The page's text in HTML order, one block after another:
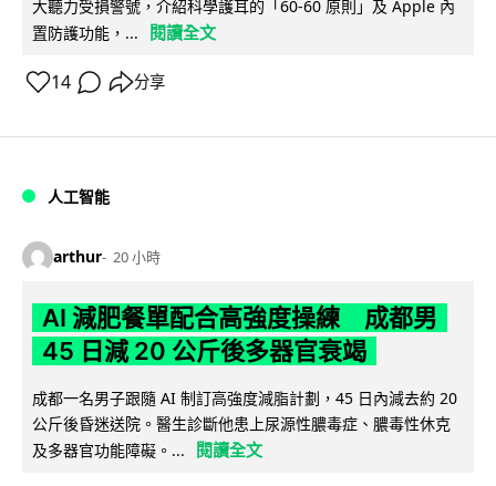
大聽力受損警號，介紹科學護耳的「60-60 原則」及 Apple 內
置防護功能，...
閱讀全文
14 分享
人工智能
arthur 20 小時
AI 減肥餐單配合高強度操練 成都男
45 日減 20 公斤後多器官衰竭
成都一名男子跟隨 AI 制訂高強度減脂計劃，45 日內減去約 20
公斤後昏迷送院。醫生診斷他患上尿源性膿毒症、膿毒性休克
及多器官功能障礙。...
閱讀全文